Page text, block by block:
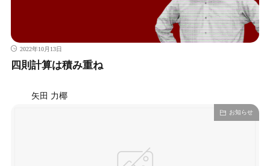
2022年10月13日
四則計算は積み重ね
矢田 力椰
お知らせ